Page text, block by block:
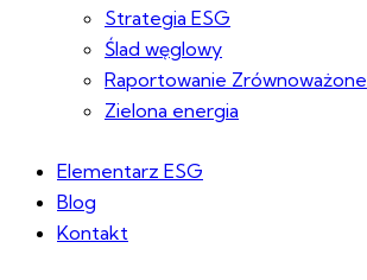
Strategia ESG
Ślad węglowy
Raportowanie Zrównoważone
Zielona energia
Elementarz ESG
Blog
Kontakt